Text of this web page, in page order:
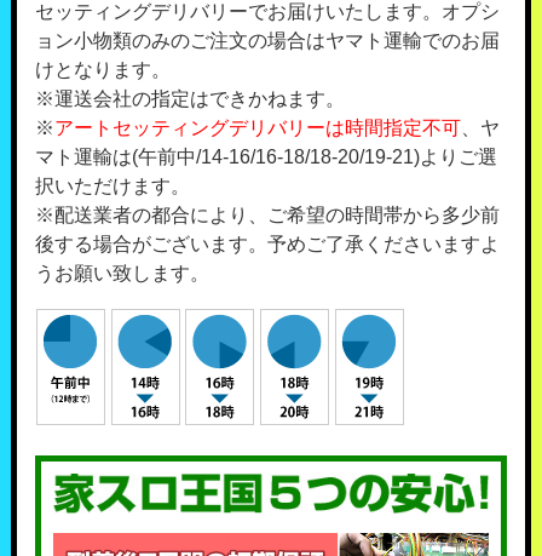
セッティングデリバリーでお届けいたします。オプシ
ョン小物類のみのご注文の場合はヤマト運輸でのお届
けとなります。
※運送会社の指定はできかねます。
※アートセッティングデリバリーは時間指定不可、ヤ
マト運輸は(午前中/14-16/16-18/18-20/19-21)よりご選
択いただけます。
※配送業者の都合により、ご希望の時間帯から多少前
後する場合がございます。予めご了承くださいますよ
うお願い致します。